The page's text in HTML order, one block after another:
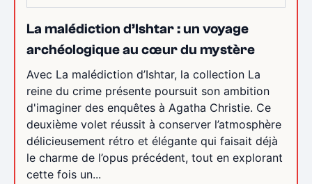
La malédiction d’Ishtar : un voyage
archéologique au cœur du mystère
Avec La malédiction d’Ishtar, la collection La
reine du crime présente poursuit son ambition
d'imaginer des enquêtes à Agatha Christie. Ce
deuxième volet réussit à conserver l’atmosphère
délicieusement rétro et élégante qui faisait déjà
le charme de l’opus précédent, tout en explorant
cette fois un...